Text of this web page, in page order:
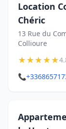
Location
Chéric
13 Rue du
Collioure
★★★★★
📞